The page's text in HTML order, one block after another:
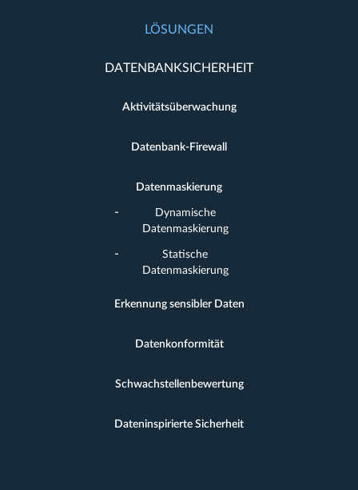
LÖSUNGEN
DATENBANKSICHERHEIT
Aktivitätsüberwachung
Datenbank-Firewall
Datenmaskierung
Dynamische
Datenmaskierung
Statische
Datenmaskierung
Erkennung sensibler Daten
Datenkonformität
Schwachstellenbewertung
Dateninspirierte Sicherheit